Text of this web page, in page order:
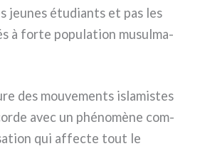
jeu­nes étu­dian­ts et pas les
à for­te popu­la­tion musul­ma­
des mou­ve­men­ts isla­mi­stes
avec un phé­no­mè­ne com­
qui affec­te tout le